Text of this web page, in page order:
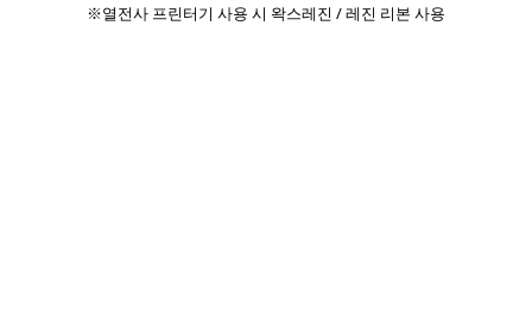
※열전사 프린터기 사용 시 왁스레진 / 레진 리본 사용